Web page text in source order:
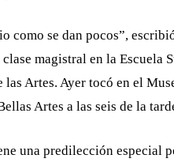
como se dan pocos”,
magistral en la Escuela
las Artes. Ayer tocó en el
Artes a las seis de la
una predilección especial